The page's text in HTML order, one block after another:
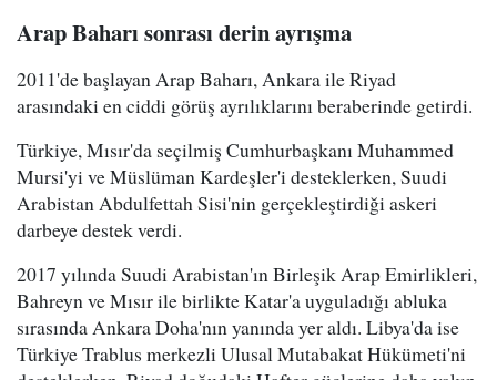
Arap Baharı sonrası derin ayrışma
2011'de başlayan Arap Baharı, Ankara ile Riyad
arasındaki en ciddi görüş ayrılıklarını beraberinde getirdi.
Türkiye, Mısır'da seçilmiş Cumhurbaşkanı Muhammed
Mursi'yi ve Müslüman Kardeşler'i desteklerken, Suudi
Arabistan Abdulfettah Sisi'nin gerçekleştirdiği askeri
darbeye destek verdi.
2017 yılında Suudi Arabistan'ın Birleşik Arap Emirlikleri,
Bahreyn ve Mısır ile birlikte Katar'a uyguladığı abluka
sırasında Ankara Doha'nın yanında yer aldı. Libya'da ise
Türkiye Trablus merkezli Ulusal Mutabakat Hükümeti'ni